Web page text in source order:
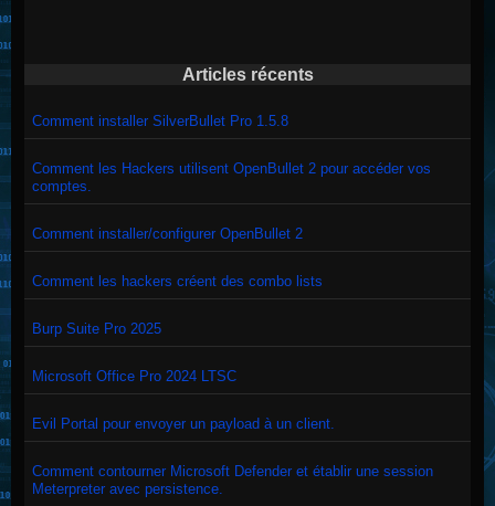
Articles récents
Comment installer SilverBullet Pro 1.5.8
Comment les Hackers utilisent OpenBullet 2 pour accéder vos
comptes.
Comment installer/configurer OpenBullet 2
Comment les hackers créent des combo lists
Burp Suite Pro 2025
Microsoft Office Pro 2024 LTSC
Evil Portal pour envoyer un payload à un client.
Comment contourner Microsoft Defender et établir une session
Meterpreter avec persistence.